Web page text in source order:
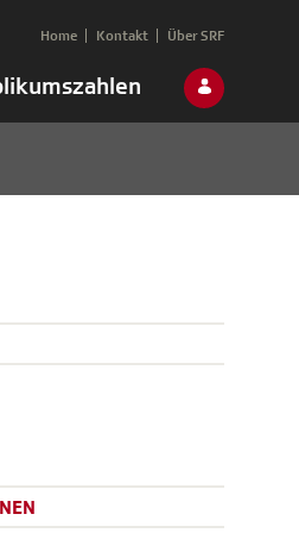
Home Kontakt Über SRF